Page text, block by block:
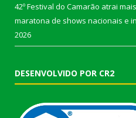
42º Festival do Camarão atrai
maratona de shows nacionais e
2026
DESENVOLVIDO POR CR2